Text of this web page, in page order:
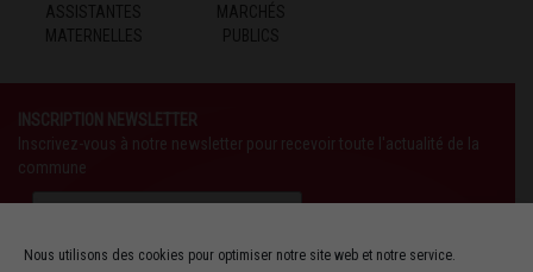
Nous utilisons des cookies pour optimiser notre site web et notre service.
ASSISTANTES
MATERNELLES
MARCHÉS
PUBLICS
INSCRIPTION NEWSLETTER
Inscrivez-vous à notre newsletter pour recevoir toute l'actualité de la
commune